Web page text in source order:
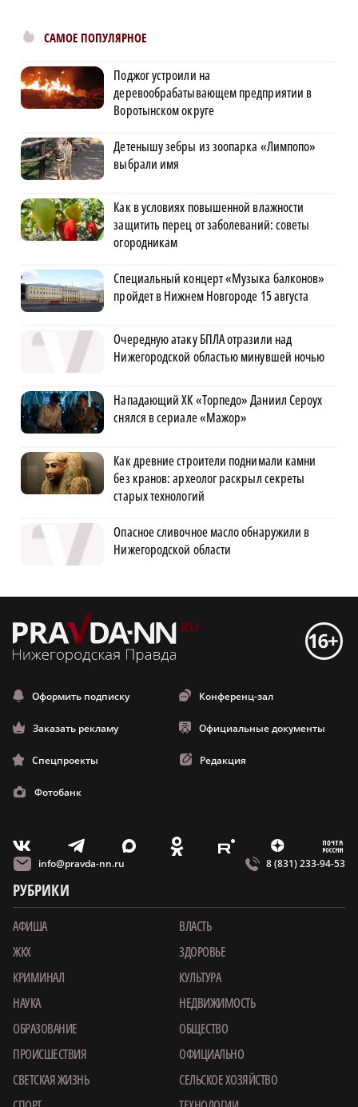
САМОЕ ПОПУЛЯРНОЕ
Поджог устроили на
деревообрабатывающем предприятии в
Воротынском округе
Детенышу зебры из зоопарка «Лимпопо»
выбрали имя
Как в условиях повышенной влажности
защитить перец от заболеваний: советы
огородникам
Специальный концерт «Музыка балконов»
пройдет в Нижнем Новгороде 15 августа
Очередную атаку БПЛА отразили над
Нижегородской областью минувшей ночью
Нападающий ХК «Торпедо» Даниил Сероух
снялся в сериале «Мажор»
Как древние строители поднимали камни
без кранов: археолог раскрыл секреты
старых технологий
Опасное сливочное масло обнаружили в
Нижегородской области
Оформить подписку Конференц-зал
Заказать рекламу Официальные документы
Спецпроекты Редакция
Фотобанк
V T X O E Z m
info@pravda-nn.ru 8 (831) 233-94-53
РУБРИКИ
АФИША
ВЛАСТЬ
ЖКХ
ЗДОРОВЬЕ
КРИМИНАЛ
КУЛЬТУРА
НАУКА
НЕДВИЖИМОСТЬ
ОБРАЗОВАНИЕ
ОБЩЕСТВО
ПРОИСШЕСТВИЯ
ОФИЦИАЛЬНО
СВЕТСКАЯ ЖИЗНЬ
СЕЛЬСКОЕ ХОЗЯЙСТВО